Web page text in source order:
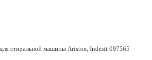
стиральной машины Ariston, Indesit 097565